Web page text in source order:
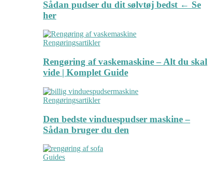
Sådan pudser du dit sølvtøj bedst ← Se
her
Rengøringsartikler
Rengøring af vaskemaskine – Alt du skal
vide | Komplet Guide
Rengøringsartikler
Den bedste vinduespudser maskine –
Sådan bruger du den
Guides